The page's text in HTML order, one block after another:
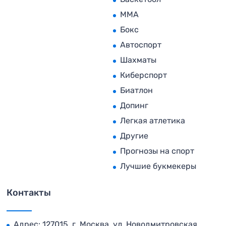
MMA
Бокс
Автоспорт
Шахматы
Киберспорт
Биатлон
Допинг
Легкая атлетика
Другие
Прогнозы на спорт
Лучшие букмекеры
Контакты